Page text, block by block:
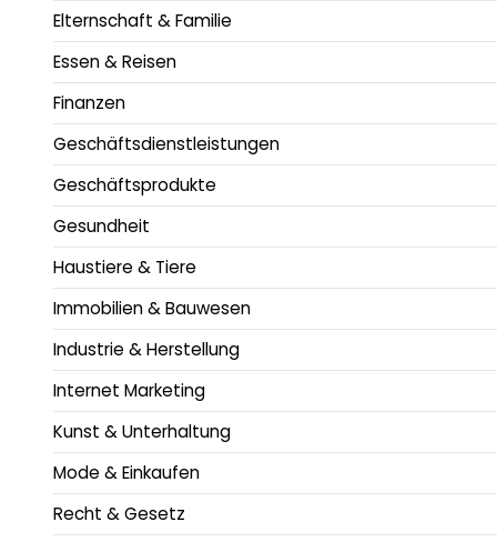
Elternschaft & Familie
Essen & Reisen
Finanzen
Geschäftsdienstleistungen
Geschäftsprodukte
Gesundheit
Haustiere & Tiere
Immobilien & Bauwesen
Industrie & Herstellung
Internet Marketing
Kunst & Unterhaltung
Mode & Einkaufen
Recht & Gesetz